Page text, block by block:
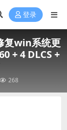
登录
复win系统更
+ 4 DLCS +
268